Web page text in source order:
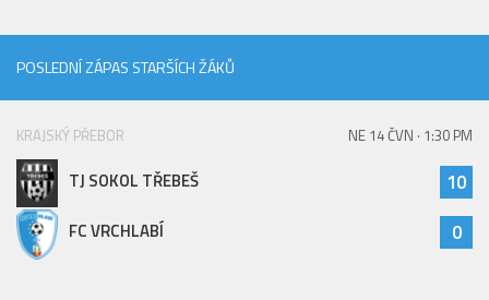
POSLEDNÍ ZÁPAS STARŠÍCH ŽÁKŮ
KRAJSKÝ PŘEBOR NE 14 ČVN · 1:30 PM
TJ SOKOL TŘEBEŠ 10
FC VRCHLABÍ 0